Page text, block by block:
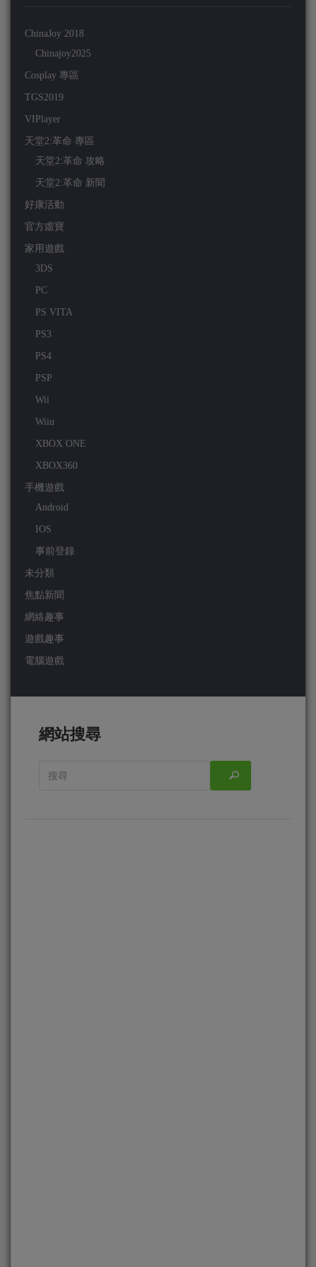
ChinaJoy 2018
Chinajoy2025
Cosplay 專區
TGS2019
VIPlayer
天堂2:革命 專區
天堂2:革命 攻略
天堂2:革命 新聞
好康活動
官方虛寶
家用遊戲
3DS
PC
PS VITA
PS3
PS4
PSP
Wii
Wiiu
XBOX ONE
XBOX360
手機遊戲
Android
IOS
事前登錄
未分類
焦點新聞
網絡趣事
遊戲趣事
電腦遊戲
網站搜尋